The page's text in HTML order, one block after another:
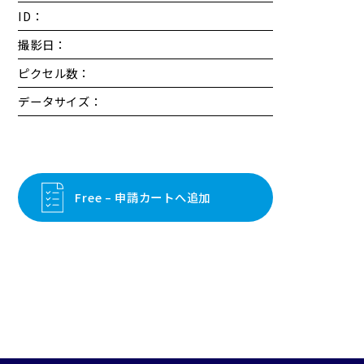
ID：
撮影日：
ピクセル数：
データサイズ：
Free – 申請カートへ追加